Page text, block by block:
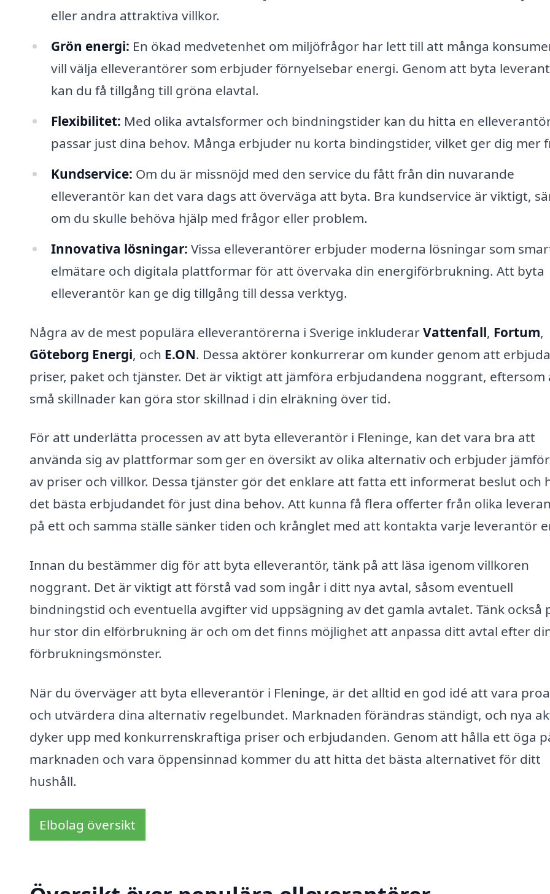
eller andra attraktiva villkor.
Grön energi: En ökad medvetenhet om miljöfrågor har lett till att många
vill välja elleverantörer som erbjuder förnyelsebar energi. Genom att byta
kan du få tillgång till gröna elavtal.
Flexibilitet: Med olika avtalsformer och bindningstider kan du hitta en
passar just dina behov. Många erbjuder nu korta bindingstider, vilket ger dig mer
Kundservice: Om du är missnöjd med den service du fått från din nuvarande
elleverantör kan det vara dags att överväga att byta. Bra kundservice är viktigt,
om du skulle behöva hjälp med frågor eller problem.
Innovativa lösningar: Vissa elleverantörer erbjuder moderna lösningar som
elmätare och digitala plattformar för att övervaka din energiförbrukning. Att byta
elleverantör kan ge dig tillgång till dessa verktyg.
Några av de mest populära elleverantörerna i Sverige inkluderarVattenfall, Fortum,
Göteborg Energi, och E.ON. Dessa aktörer konkurrerar om kunder genom att
priser, paket och tjänster. Det är viktigt att jämföra erbjudandena noggrant, eftersom
små skillnader kan göra stor skillnad i din elräkning över tid.
För att underlätta processen av att byta elleverantör i Fleninge, kan det vara bra att
använda sig av plattformar som ger en översikt av olika alternativ och erbjuder
av priser och villkor. Dessa tjänster gör det enklare att fatta ett informerat beslut och
det bästa erbjudandet för just dina behov. Att kunna få flera offerter från olika
på ett och samma ställe sänker tiden och krånglet med att kontakta varje leverantör
Innan du bestämmer dig för att byta elleverantör, tänk på att läsa igenom villkoren
noggrant. Det är viktigt att förstå vad som ingår i ditt nya avtal, såsom eventuell
bindningstid och eventuella avgifter vid uppsägning av det gamla avtalet. Tänk också
hur stor din elförbrukning är och om det finns möjlighet att anpassa ditt avtal efter
förbrukningsmönster.
När du överväger att byta elleverantör i Fleninge, är det alltid en god idé att vara
och utvärdera dina alternativ regelbundet. Marknaden förändras ständigt, och nya
dyker upp med konkurrenskraftiga priser och erbjudanden. Genom att hålla ett öga
marknaden och vara öppensinnad kommer du att hitta det bästa alternativet för ditt
hushåll.
Elbolag översikt